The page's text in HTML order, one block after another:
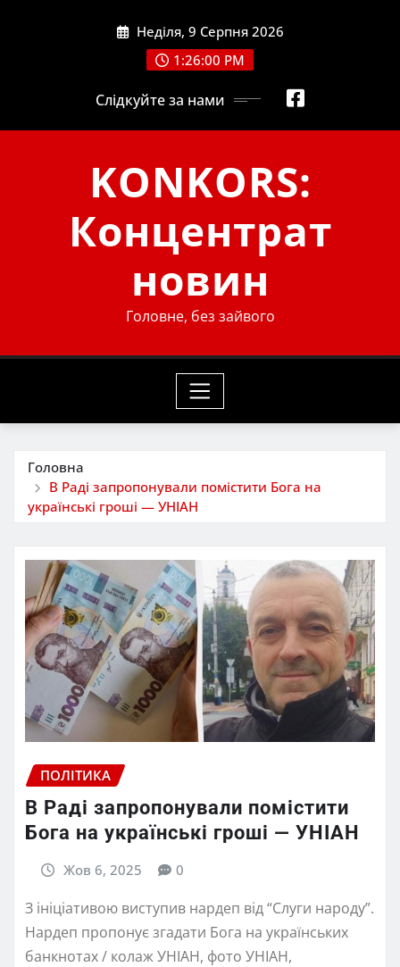
Неділя, 9 Серпня 2026
1:26:01 PM
Слідкуйте за нами
KONKORS:
Концентрат
новин
Головне, без зайвого
Головна
В Раді запропонували помістити Бога на
українські гроші — УНІАН
ПОЛІТИКА
В Раді запропонували помістити
Бога на українські гроші — УНІАН
Жов 6, 2025 0
З ініціативою виступив нардеп від “Слуги народу”.
Нардеп пропонує згадати Бога на українських
банкнотах / колаж УНІАН, фото УНІАН,